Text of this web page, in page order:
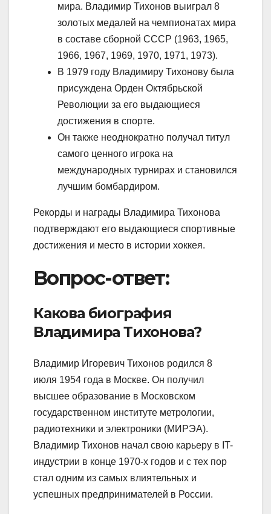
мира. Владимир Тихонов выиграл 8
золотых медалей на чемпионатах мира
в составе сборной СССР (1963, 1965,
1966, 1967, 1969, 1970, 1971, 1973).
В 1979 году Владимиру Тихонову была
присуждена Орден Октябрьской
Революции за его выдающиеся
достижения в спорте.
Он также неоднократно получал титул
самого ценного игрока на
международных турнирах и становился
лучшим бомбардиром.
Рекорды и награды Владимира Тихонова
подтверждают его выдающиеся спортивные
достижения и место в истории хоккея.
Вопрос-ответ:
Какова биография
Владимира Тихонова?
Владимир Игоревич Тихонов родился 8
июля 1954 года в Москве. Он получил
высшее образование в Московском
государственном институте метрологии,
радиотехники и электроники (МИРЭА).
Владимир Тихонов начал свою карьеру в IT-
индустрии в конце 1970-х годов и с тех пор
стал одним из самых влиятельных и
успешных предпринимателей в России.